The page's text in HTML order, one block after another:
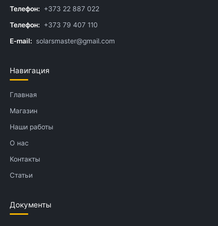
Телефон: +373 22 887 022
Телефон: +373 79 407 110
E-mail: solarsmaster@gmail.com
Навигация
Главная
Магазин
Наши работы
О нас
Контакты
Статьи
Документы